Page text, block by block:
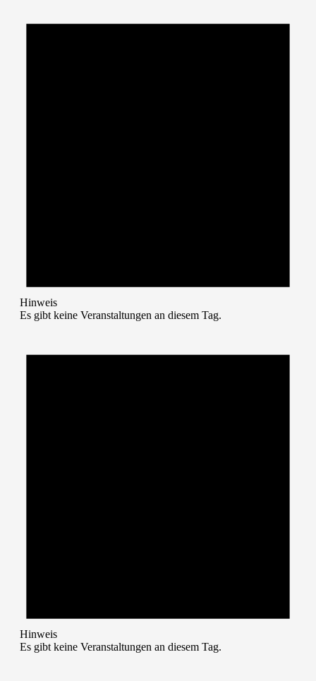
Hinweis
Es gibt keine Veranstaltungen an diesem Tag.
Hinweis
Es gibt keine Veranstaltungen an diesem Tag.